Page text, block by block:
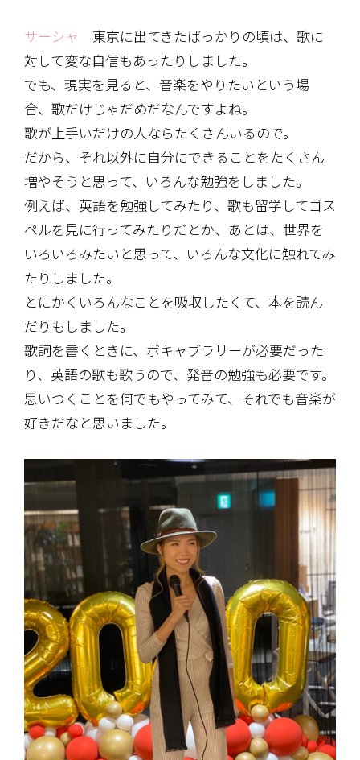
サーシャ 東京に出てきたばっかりの頃は、歌に
対して変な自信もあったりしました。
でも、現実を見ると、音楽をやりたいという場
合、歌だけじゃだめだなんですよね。
歌が上手いだけの人ならたくさんいるので。
だから、それ以外に自分にできることをたくさん
増やそうと思って、いろんな勉強をしました。
例えば、英語を勉強してみたり、歌も留学してゴス
ペルを見に行ってみたりだとか、あとは、世界を
いろいろみたいと思って、いろんな文化に触れてみ
たりしました。
とにかくいろんなことを吸収したくて、本を読ん
だりもしました。
歌詞を書くときに、ボキャブラリーが必要だった
り、英語の歌も歌うので、発音の勉強も必要です。
思いつくことを何でもやってみて、それでも音楽が
好きだなと思いました。